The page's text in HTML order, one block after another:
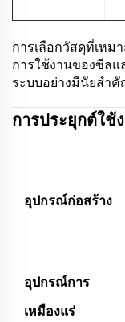
การเลือกวัสดุที่เหม
การใช้งานของซีล
ระบบอย่างมีนัยสำ
การประยุกต์ใช้
อุปกรณ์ก่อสร้าง
อุปกรณ์การ
เหมืองแร่